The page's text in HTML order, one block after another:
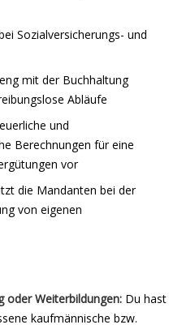
Sozialversicherungs- und
mit der Buchhaltung
Abläufe
und
Berechnungen für eine
vor
die Mandanten bei der
von eigenen
oder Weiterbildungen: Du hast
kaufmännische bzw.